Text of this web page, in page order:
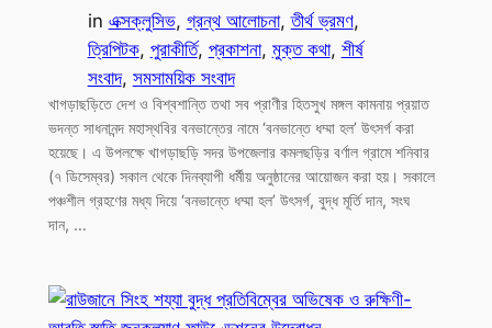
in এক্সক্লুসিভ, গ্রন্থ আলোচনা, তীর্থ ভ্রমণ
ত্রিপিটক, পুরাকীর্তি, প্রকাশনা, মুক্ত কথা, শীর্ষ
সংবাদ, সমসাময়িক সংবাদ
খাগড়াছড়িতে দেশ ও বিশ্বশান্তি তথা সব প্রাণীর হিতসুখ মঙ্গল কামনায় প্রয়াত
ভদন্ত সাধনানন্দ মহাস্থবির বনভান্তের নামে ‘বনভান্তে ধম্মা হল’ উৎসর্গ করা
হয়েছে। এ উপলক্ষে খাগড়াছড়ি সদর উপজেলার কমলছড়ির বর্ণাল গ্রামে শনিবার
(৭ ডিসেম্বর) সকাল থেকে দিনব্যাপী ধর্মীয় অনুষ্ঠানের আয়োজন করা হয়। সকালে
পঞ্চশীল গ্রহণের মধ্য দিয়ে ‘বনভান্তে ধম্মা হল’ উৎসর্গ, বুদ্ধ মূর্তি দান, সংঘ
দান, …